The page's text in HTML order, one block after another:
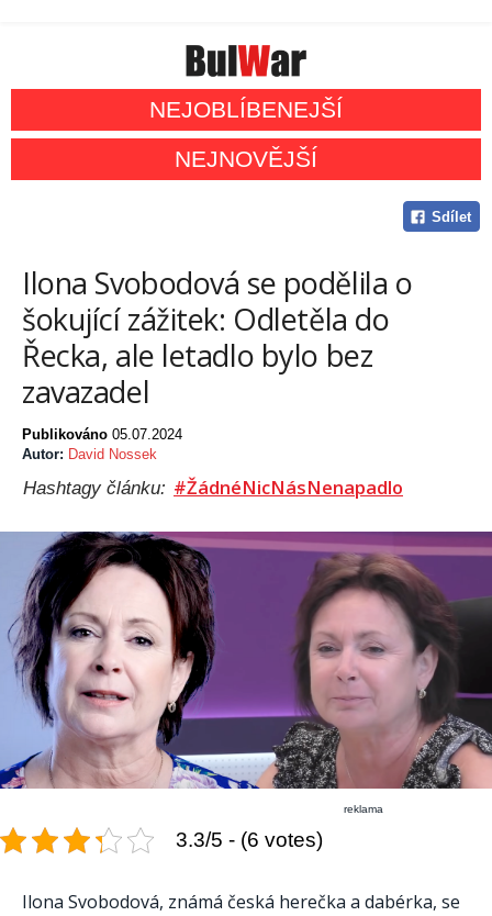
NEJOBLÍBENEJŠÍ
NEJNOVĚJŠÍ
Sdílet
Ilona Svobodová se podělila o
šokující zážitek: Odletěla do
Řecka, ale letadlo bylo bez
zavazadel
Publikováno 05.07.2024
Autor: David Nossek
Hashtagy článku: #ŽádnéNicNásNenapadlo
reklama
3.3/5 - (6 votes)
Ilona Svobodová, známá česká herečka a dabérka, se